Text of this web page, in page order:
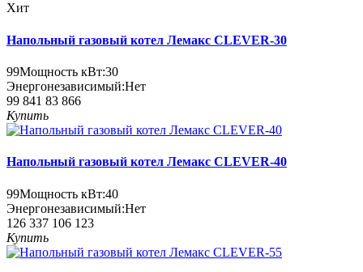
Хит
Напольный газовый котел Лемакс CLEVER-30
99Мощность кВт:30
Энергонезависимый:Нет
99 841 83 866
Купить
Напольный газовый котел Лемакс CLEVER-40
99Мощность кВт:40
Энергонезависимый:Нет
126 337 106 123
Купить